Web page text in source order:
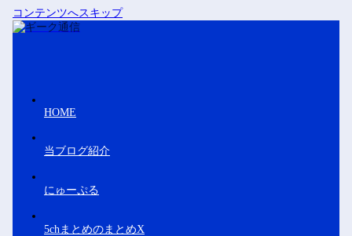
コンテンツへスキップ
HOME
当ブログ紹介
にゅーぷる
5chまとめのまとめX